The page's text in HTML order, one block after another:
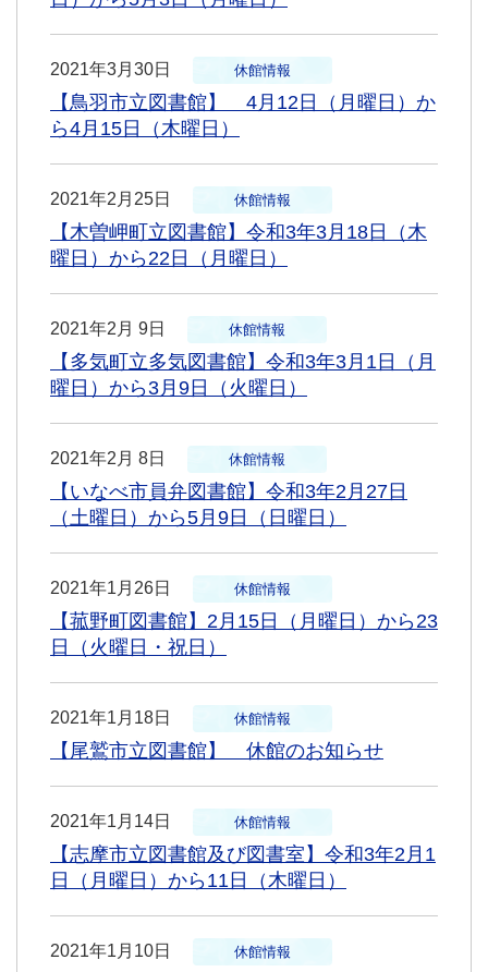
2021年3月30日 休館情報
【鳥羽市立図書館】 4月12日（月曜日）か
ら4月15日（木曜日）
2021年2月25日 休館情報
【木曽岬町立図書館】令和3年3月18日（木
曜日）から22日（月曜日）
2021年2月 9日 休館情報
【多気町立多気図書館】令和3年3月1日（月
曜日）から3月9日（火曜日）
2021年2月 8日 休館情報
【いなべ市員弁図書館】令和3年2月27日
（土曜日）から5月9日（日曜日）
2021年1月26日 休館情報
【菰野町図書館】2月15日（月曜日）から23
日（火曜日・祝日）
2021年1月18日 休館情報
【尾鷲市立図書館】 休館のお知らせ
2021年1月14日 休館情報
【志摩市立図書館及び図書室】令和3年2月1
日（月曜日）から11日（木曜日）
2021年1月10日 休館情報